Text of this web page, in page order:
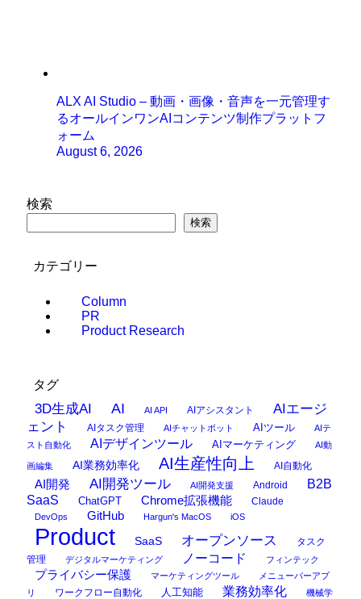
ALX AI Studio – 動画・画像・音声を一元管理す
るオールインワンAIコンテンツ制作プラットフ
ォーム
August 6, 2026
検索
検索
カテゴリー
Column
PR
Product Research
タグ
3D生成AI AI AI API AIアシスタント
AIエージ
ェント
AIタスク管理 AIチャットボット AIツール
AIテ
スト自動化
AIデザインツール AIマーケティング AI動
画編集 AI業務効率化 AI生産性向上 AI自動化
AI開発 AI開発ツール AI開発支援 Android
B2B
SaaS
ChatGPT Chrome拡張機能 Claude
DevOps GitHub Hargun's MacOS iOS
Product SaaS オープンソース
タスク
管理
デジタルマーケティング ノーコード フィンテック
プライバシー保護 マーケティングツール
メニューバーアプ
リ
ワークフロー自動化 人工知能 業務効率化 機械学